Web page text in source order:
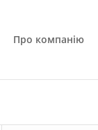
Про компанію